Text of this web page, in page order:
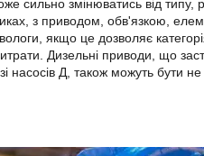
сильно змінюватись від типу,
з приводом, обв'язкою,
якщо це дозволяє
Дизельні приводи, що
Д, також можуть бути